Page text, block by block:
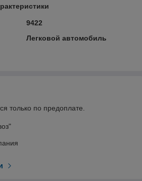
9422
Легковой автомобиль
только по предоплате.